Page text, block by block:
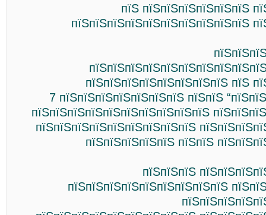
пїЅ пїЅпїЅпїЅпїЅпїЅпїЅ
пїЅпїЅпїЅпїЅпїЅпїЅпїЅпїЅпїЅпїЅ
пїЅпїЅпїЅпїЅпїЅпїЅпїЅпїЅ пїЅ
7 пїЅпїЅпїЅпїЅпїЅпїЅпїЅ пїЅпїЅ
пїЅпїЅпїЅпїЅпїЅпїЅпїЅпїЅпїЅпїЅ
пїЅпїЅпїЅпїЅпїЅпїЅпїЅпїЅпїЅ
пїЅпїЅпїЅпїЅпїЅ пїЅпїЅ
пїЅпїЅпїЅ
пїЅпїЅпїЅпїЅпїЅпїЅпїЅпїЅпїЅ